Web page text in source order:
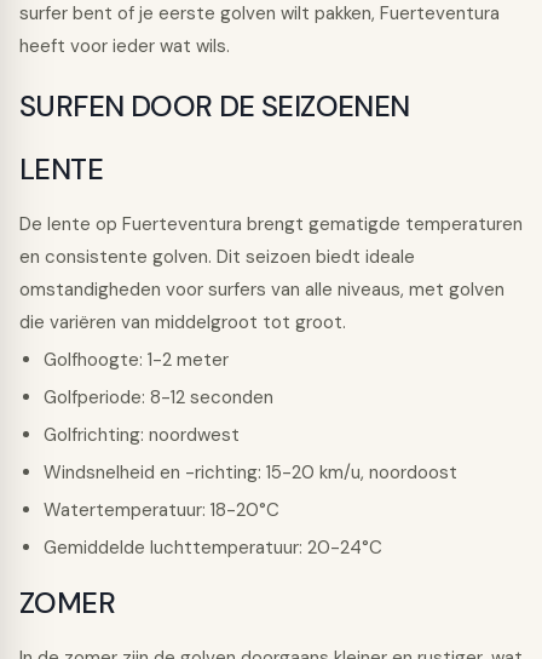
surfer bent of je eerste golven wilt pakken, Fuerteventura
heeft voor ieder wat wils.
SURFEN DOOR DE SEIZOENEN
LENTE
De lente op Fuerteventura brengt gematigde temperaturen
en consistente golven. Dit seizoen biedt ideale
omstandigheden voor surfers van alle niveaus, met golven
die variëren van middelgroot tot groot.
Golfhoogte: 1-2 meter
Golfperiode: 8-12 seconden
Golfrichting: noordwest
Windsnelheid en -richting: 15-20 km/u, noordoost
Watertemperatuur: 18-20°C
Gemiddelde luchttemperatuur: 20-24°C
ZOMER